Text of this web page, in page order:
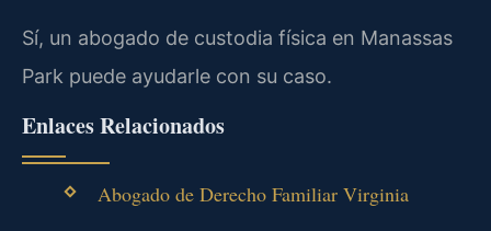
Sí, un abogado de custodia física en Manassas
Park puede ayudarle con su caso.
Enlaces Relacionados
Abogado de Derecho Familiar Virginia